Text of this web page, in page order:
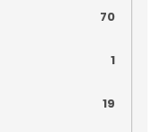
70
1
19